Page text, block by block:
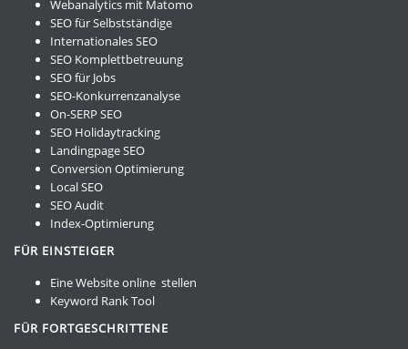
Webanalytics mit Matomo
SEO für Selbstständige
Internationales SEO
SEO Komplettbetreuung
SEO für Jobs
SEO-Konkurrenzanalyse
On-SERP SEO
SEO Holidaytracking
Landingpage SEO
Conversion Optimierung
Local SEO
SEO Audit
Index-Optimierung
FÜR EINSTEIGER
Eine Website online stellen
Keyword Rank Tool
FÜR FORTGESCHRITTENE